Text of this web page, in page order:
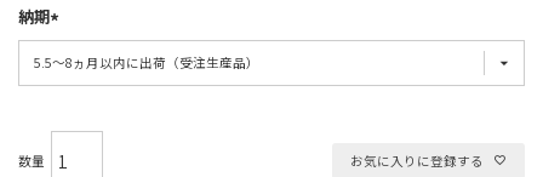
納期
お気に入りに登録する